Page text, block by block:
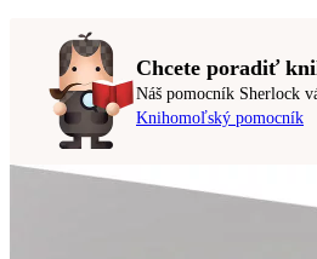
Chcete poradiť
Náš pomocník Sherlock
Knihomoľský pomocník